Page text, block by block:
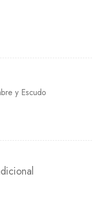
y Escudo